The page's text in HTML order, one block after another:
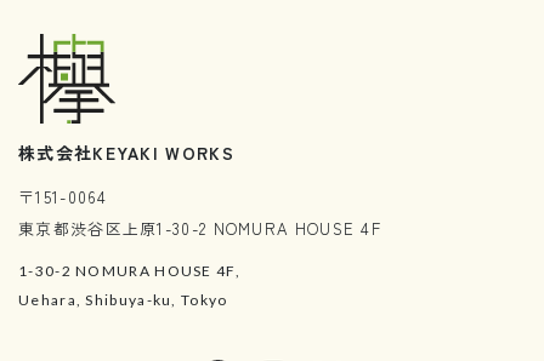
株式会社KEYAKI WORKS
〒151-0064
東京都渋谷区上原1-30-2 NOMURA HOUSE 4F
1-30-2 NOMURA HOUSE 4F,
Uehara, Shibuya-ku, Tokyo